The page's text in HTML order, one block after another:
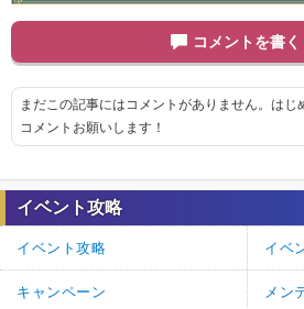
コメントを書く
まだこの記事にはコメントがありません。はじ
コメントお願いします！
イベント攻略
イベント攻略 イベ
キャンペーン メン